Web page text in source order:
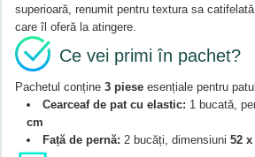
superioară, renumit pentru textura sa
care îl oferă la atingere.
Ce vei primi în pachet?
Pachetul conține3 piese esențiale pentru
Cearceaf de pat cu elastic: 1 bucată,
cm
Față de pernă: 2 bucăți, dimensiuni52 x